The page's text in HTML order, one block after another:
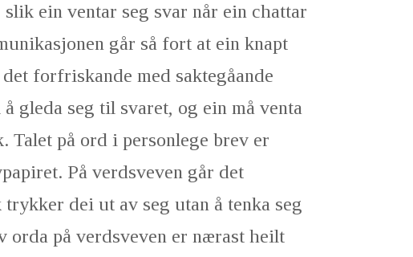
ein ventar seg svar når ein chattar
går så fort at ein knapt
forfriskande med saktegåande
gleda seg til svaret, og ein må venta
Talet på ord i personlege brev er
På verdsveven går det
dei ut av seg utan å tenka seg
orda på verdsveven er nærast heilt